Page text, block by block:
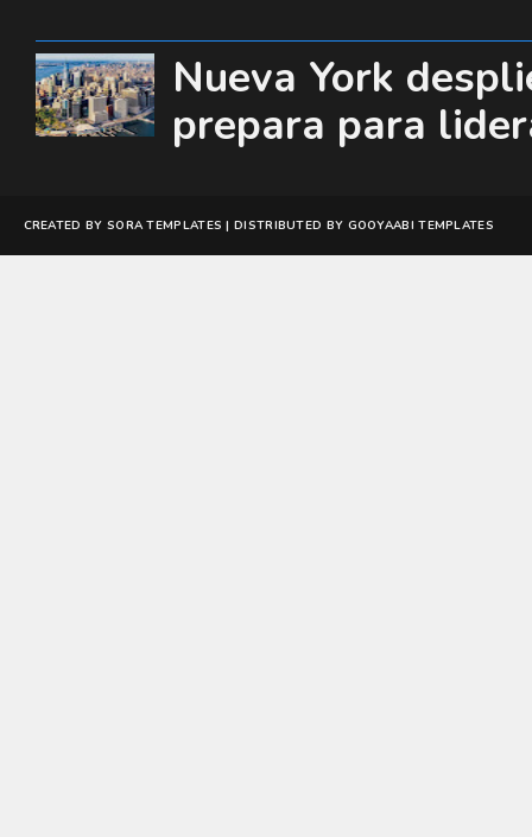
Nueva York
prepara para
CREATED BY SORA TEMPLATES | DISTRIBUTED BY GOOYAABI TEMPLATES